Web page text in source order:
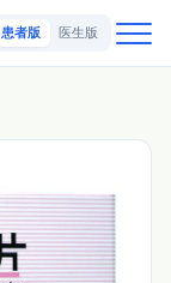
患者版 医生版